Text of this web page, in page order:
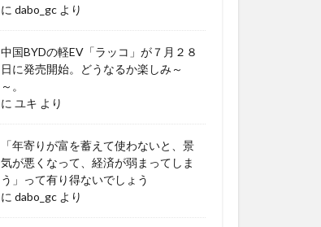
に dabo_gc より
中国BYDの軽EV「ラッコ」が７月２８
日に発売開始。どうなるか楽しみ～
～。
に ユキ より
「年寄りが富を蓄えて使わないと、景
気が悪くなって、経済が弱まってしま
う」って有り得ないでしょう
に dabo_gc より